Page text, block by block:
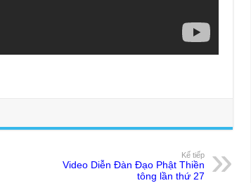
Kế tiếp
Video Diễn Đàn Đạo Phật Thiền
tông lần thứ 27